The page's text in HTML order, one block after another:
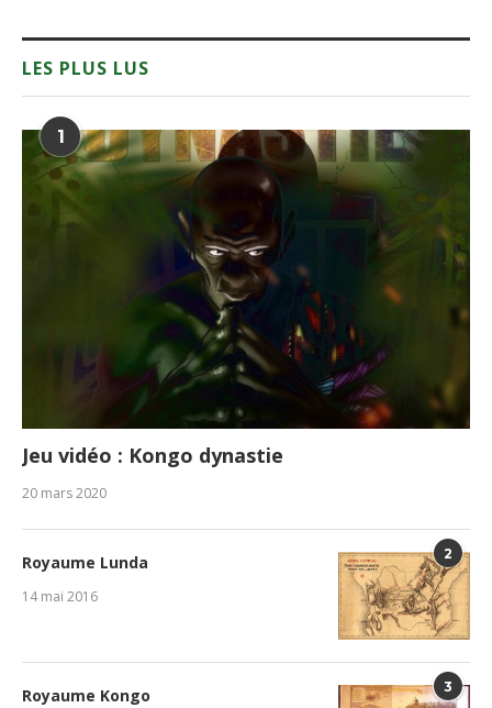
LES PLUS LUS
1
Jeu vidéo : Kongo dynastie
20 mars 2020
2
Royaume Lunda
14 mai 2016
3
Royaume Kongo